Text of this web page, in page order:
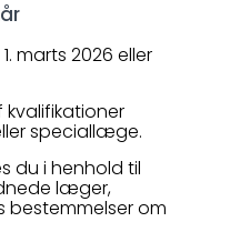
marts 2026 eller
speciallæge.
du i henhold til
læger,
bestemmelser om